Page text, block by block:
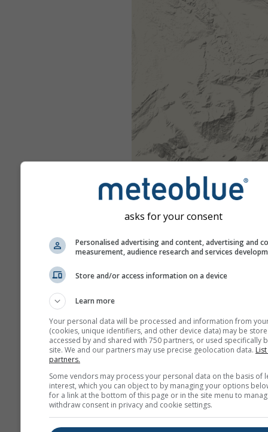
asks for your consent
Personalised advertising and content, advertising and
measurement, audience research and services
Store and/or access information on a device
Learn more
Your personal data will be processed and information from
(cookies, unique identifiers, and other device data) may be
accessed by and shared with 750 partners, or used specifically
site. We and our partners may use precise geolocation data.
partners.
Some vendors may process your personal data on the basis of
interest, which you can object to by managing your options
for a link at the bottom of this page or in the site menu to
withdraw consent in privacy and cookie settings.